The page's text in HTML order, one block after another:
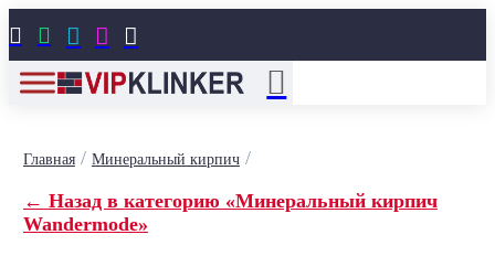
    
Главная/ Минеральный кирпич/
← Назад в категорию «Минеральный кирпич
Wandermode»